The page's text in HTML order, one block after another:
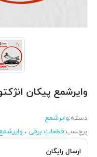
وایرشمع پیکان انژکتور
دسته:وایرشمع
برچسب:قطعات برقی ،
ارسال رایگان